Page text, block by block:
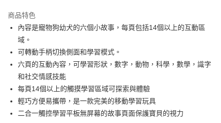
Apple Pay
街口支付
悠遊付
Google Pay
AFTEE先享後付
相關說明
商品特色
內容是寵物狗幼犬的六個小故事，每頁包括14個以上的互動區
域。
可轉動手柄切換側面和學習模式。
六頁的互動內容，可學習形狀，數字，動物，科學，數學，識字
和社交情感技能
每頁14個以上的觸摸學習區域可探索與體驗
輕巧方便易攜帶，是一款完美的移動學習玩具
二合一觸控學習平板無屏幕的故事頁面保護寶貝的視力